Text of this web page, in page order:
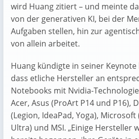
wird Huang zitiert – und meinte
von der generativen KI, bei der
Aufgaben stellen, hin zur
von allein arbeitet.
Huang kündigte in seiner Keynote
dass etliche Hersteller an
Notebooks mit Nvidia-
Acer, Asus (ProArt P14 und P16),
(Legion, IdeaPad, Yoga),
Ultra) und MSI. „Einige Hersteller